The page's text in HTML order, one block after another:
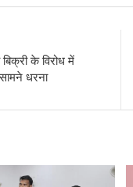
के विरोध में
धरना